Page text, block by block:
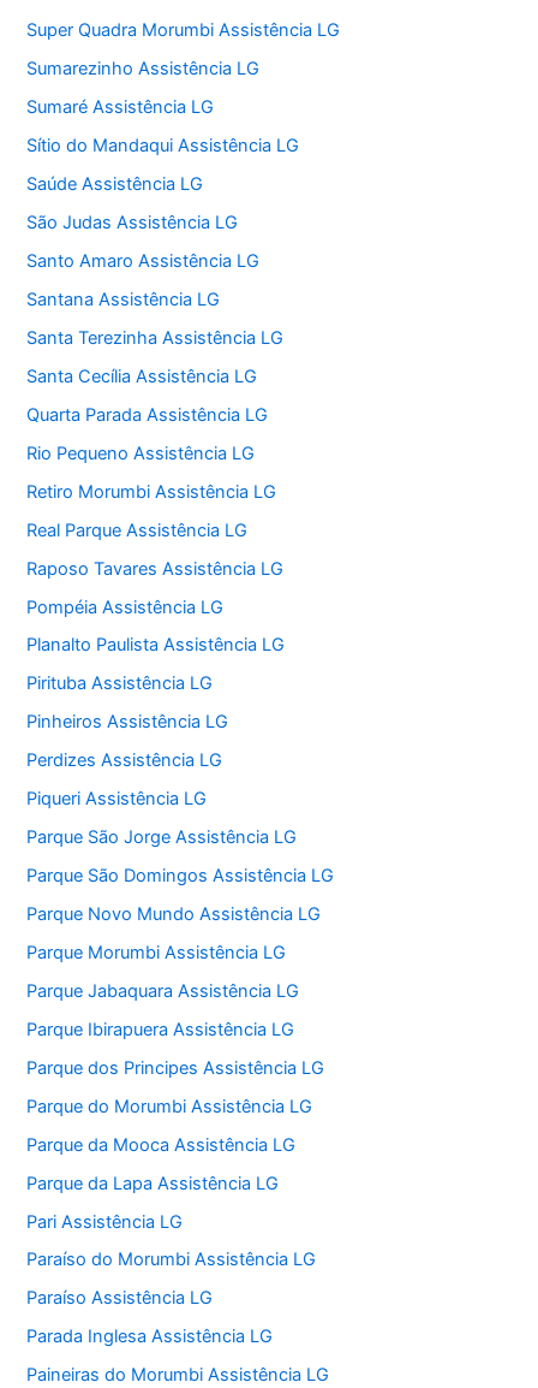
Super Quadra Morumbi Assistência LG
Sumarezinho Assistência LG
Sumaré Assistência LG
Sítio do Mandaqui Assistência LG
Saúde Assistência LG
São Judas Assistência LG
Santo Amaro Assistência LG
Santana Assistência LG
Santa Terezinha Assistência LG
Santa Cecília Assistência LG
Quarta Parada Assistência LG
Rio Pequeno Assistência LG
Retiro Morumbi Assistência LG
Real Parque Assistência LG
Raposo Tavares Assistência LG
Pompéia Assistência LG
Planalto Paulista Assistência LG
Pirituba Assistência LG
Pinheiros Assistência LG
Perdizes Assistência LG
Piqueri Assistência LG
Parque São Jorge Assistência LG
Parque São Domingos Assistência LG
Parque Novo Mundo Assistência LG
Parque Morumbi Assistência LG
Parque Jabaquara Assistência LG
Parque Ibirapuera Assistência LG
Parque dos Principes Assistência LG
Parque do Morumbi Assistência LG
Parque da Mooca Assistência LG
Parque da Lapa Assistência LG
Pari Assistência LG
Paraíso do Morumbi Assistência LG
Paraíso Assistência LG
Parada Inglesa Assistência LG
Paineiras do Morumbi Assistência LG